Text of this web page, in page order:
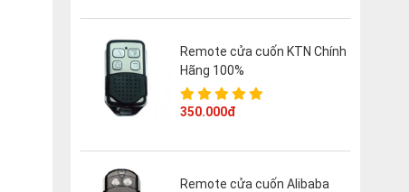
Remote cửa cuốn KTN Chính
Hãng 100%
350.000đ
Remote cửa cuốn Alibaba